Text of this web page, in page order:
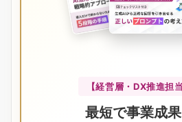
【経営層・DX推進担
最短で事業成